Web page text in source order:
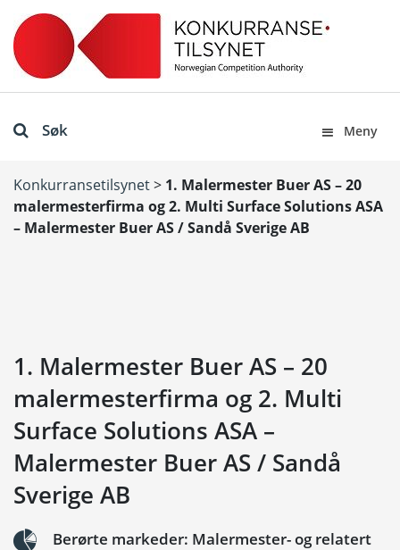
Søk Meny
Konkurransetilsynet> 1. Malermester Buer AS – 20
malermesterfirma og 2. Multi Surface Solutions ASA
– Malermester Buer AS / Sandå Sverige AB
1. Malermester Buer AS – 20
malermesterfirma og 2. Multi
Surface Solutions ASA –
Malermester Buer AS / Sandå
Sverige AB
Berørte markeder: Malermester- og relatert